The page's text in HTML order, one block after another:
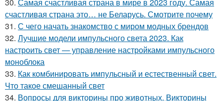
счастливая страна это… не Беларусь. Смотрите почему
31. С чего начать знакомство с миром модных брендов
32. Лучшие модели импульсного света 2023. Как
настроить свет — управление настройками импульсного
моноблока
33. Как комбинировать импульсный и естественный свет.
Что такое смешанный свет
34. Вопросы для викторины про животных. Викторины